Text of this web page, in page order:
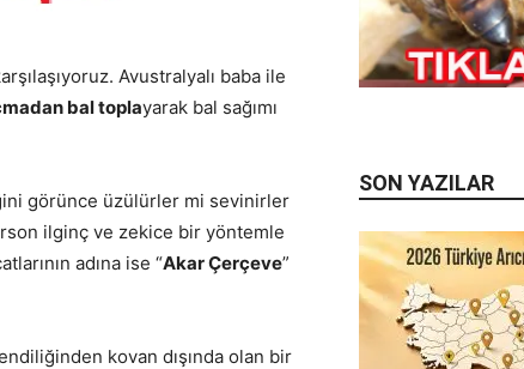
Avustralyalı baba ile
bal toplayarak bal sağımı
görünce üzülürler mi sevinirler
ilginç ve zekice bir yöntemle
adına ise “Akar Çerçeve”
kovan dışında olan bir
SON YAZILAR